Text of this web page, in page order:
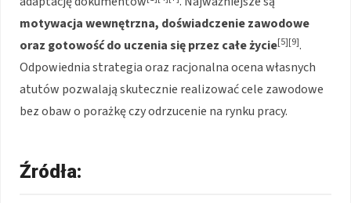
motywacja wewnętrzna, doświadczenie zawodowe
oraz gotowość do uczenia się przez całe życie[5][9].
Odpowiednia strategia oraz racjonalna ocena własnych
atutów pozwalają skutecznie realizować cele zawodowe
bez obaw o porażkę czy odrzucenie na rynku pracy.
Źródła: